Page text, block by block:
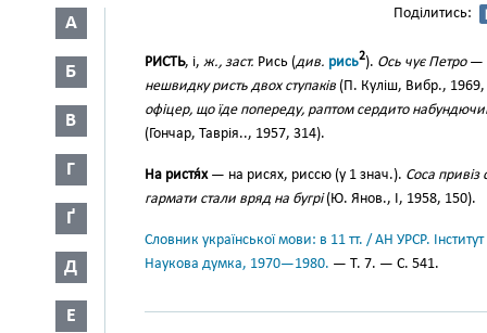
А
Б
В
Г
Ґ
Д
Е
Поділитись:
РИСТЬ, і, ж., заст. Рись (див. рись2). Ось чує Петро—
нешвидку ристь двох ступаків (П. Куліш, Вибр.,
офіцер, що їде попереду, раптом сердито
(Гончар, Таврія.., 1957, 314).
На ристя́х— на рисях, риссю (у 1 знач.). Соса
гармати стали вряд на бугрі(Ю. Янов., І, 1958, 150).
Словник української мови: в 11 тт. / АН УРСР.
Наукова думка, 1970—1980. — Т. 7. — С. 541.